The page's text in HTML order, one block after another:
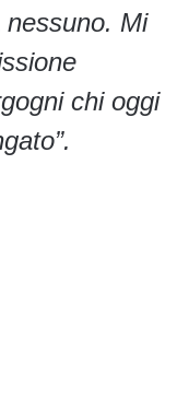
Mi
chi oggi